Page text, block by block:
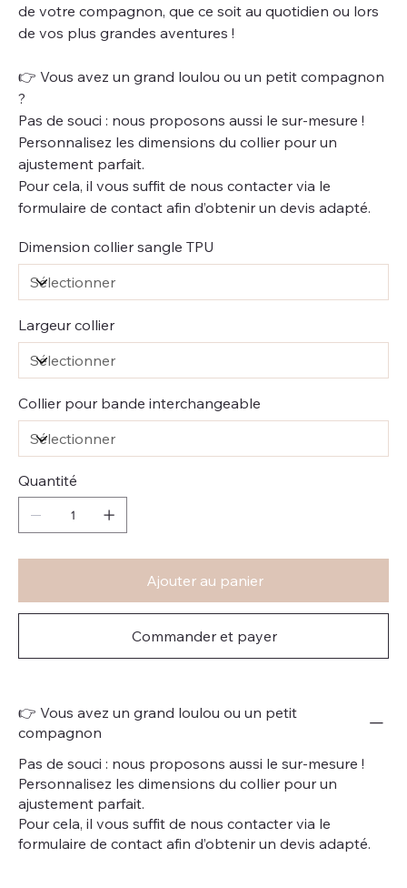
de votre compagnon, que ce soit au quotidien ou lors
de vos plus grandes aventures !
👉 Vous avez un grand loulou ou un petit compagnon
?
Pas de souci : nous proposons aussi le sur-mesure !
Personnalisez les dimensions du collier pour un
ajustement parfait.
Pour cela, il vous suffit de nous contacter via le
formulaire de contact afin d’obtenir un devis adapté.
Dimension collier sangle TPU
Largeur collier
Collier pour bande interchangeable
Quantité
Ajouter au panier
Commander et payer
👉 Vous avez un grand loulou ou un petit
compagnon
Pas de souci : nous proposons aussi le sur-mesure !
Personnalisez les dimensions du collier pour un
ajustement parfait.
Pour cela, il vous suffit de nous contacter via le
formulaire de contact afin d’obtenir un devis adapté.